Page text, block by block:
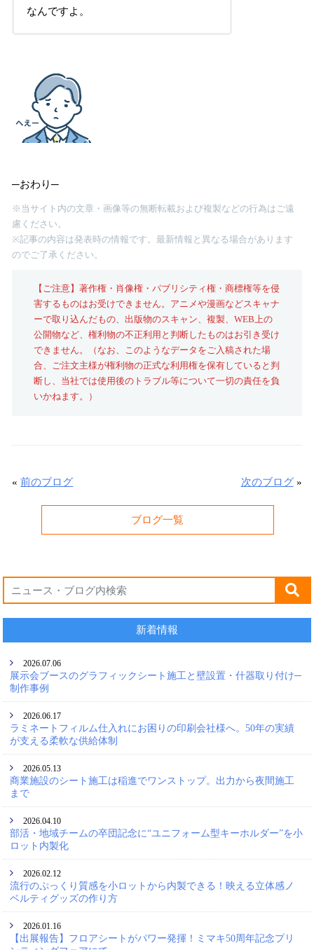
なんですよ。
─おわり─
※当サイト内の文章・画像等の無断転載および複製などの行為はご遠
慮ください。
※記事の内容は発表時の情報です。最新情報と異なる場合があります
のでご了承ください。
【ご注意】著作権・肖像権・パブリシティ権・商標権等を侵
害するものはお受けできません。アニメや漫画などスキャナ
ーで取り込んだもの、出版物のスキャン、複製、WEB上の
公開物など、権利物の不正利用と判断したものはお引き受け
できません。（なお、このようなデータをご入稿された場
合、ご注文主様が権利物の正式な利用権を保有していると判
断し、当社では使用後のトラブル等について一切の責任を負
いかねます。）
«前のブログ 次のブログ»
ブログ一覧
新着情報
2026.07.06
展示会ブースのグラフィックシート施工と壁設置・什器取り付け─
制作事例
2026.06.17
ラミネートフィルム仕入れにお困りの印刷会社様へ。50年の実績
が支える柔軟な供給体制
2026.05.13
商業施設のシート施工は稲進でワンストップ。出力から夜間施工
まで
2026.04.10
部活・地域チームの卒団記念に“ユニフォーム型キーホルダー”を小
ロット内製化
2026.02.12
流行のぷっくり質感を小ロットから内製できる！映える立体感ノ
ベルティグッズの作り方
2026.01.16
【出展報告】フロアシートがパワー発揮！ミマキ50周年記念プリ